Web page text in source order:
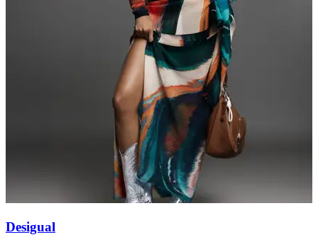
Desigual